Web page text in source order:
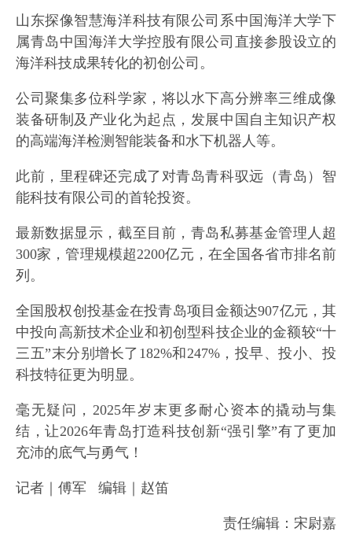
山东探像智慧海洋科技有限公司系中国海洋大学下
属青岛中国海洋大学控股有限公司直接参股设立的
海洋科技成果转化的初创公司。
公司聚集多位科学家，将以水下高分辨率三维成像
装备研制及产业化为起点，发展中国自主知识产权
的高端海洋检测智能装备和水下机器人等。
此前，里程碑还完成了对青岛青科驭远（青岛）智
能科技有限公司的首轮投资。
最新数据显示，截至目前，青岛私募基金管理人超
300家，管理规模超2200亿元，在全国各省市排名前
列。
全国股权创投基金在投青岛项目金额达907亿元，其
中投向高新技术企业和初创型科技企业的金额较“十
三五”末分别增长了182%和247%，投早、投小、投
科技特征更为明显。
毫无疑问，2025年岁末更多耐心资本的撬动与集
结，让2026年青岛打造科技创新“强引擎”有了更加
充沛的底气与勇气！
记者｜傅军 编辑｜赵笛
责任编辑：宋尉嘉